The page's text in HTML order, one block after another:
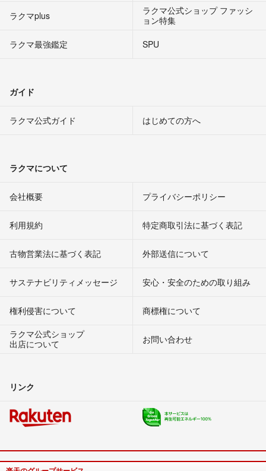
ラクマplus
ラクマ公式ショップ ファッシ
ョン特集
ラクマ最強鑑定
SPU
ガイド
ラクマ公式ガイド はじめての方へ
ラクマについて
会社概要 プライバシーポリシー
利用規約 特定商取引法に基づく表記
古物営業法に基づく表記 外部送信について
サステナビリティメッセージ 安心・安全のための取り組み
権利侵害について
商標権について
ラクマ公式ショップ
出店について
お問い合わせ
リンク